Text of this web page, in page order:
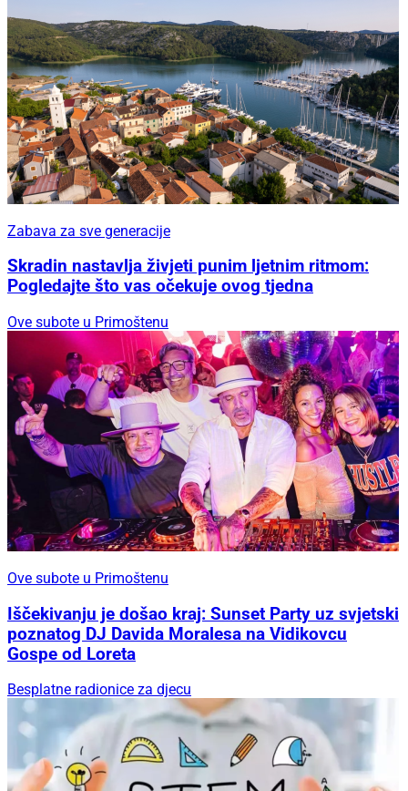
Zabava za sve generacije
Skradin nastavlja živjeti punim ljetnim ritmom:
Pogledajte što vas očekuje ovog tjedna
Ove subote u Primoštenu
Ove subote u Primoštenu
Iščekivanju je došao kraj: Sunset Party uz svjetski
poznatog DJ Davida Moralesa na Vidikovcu
Gospe od Loreta
Besplatne radionice za djecu